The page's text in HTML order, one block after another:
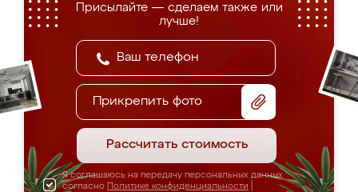
Присылайте — сделаем также или
лучше!
Прикрепить фото
Рассчитать стоимость
Я соглашаюсь на передачу персональных данных
согласно Политике конфиденциальности